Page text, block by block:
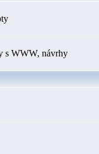
s WWW, návrhy